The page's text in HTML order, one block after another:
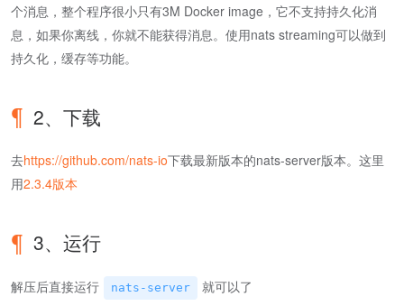
个消息，整个程序很小只有3M Docker image，它不支持持久化消
息，如果你离线，你就不能获得消息。使用nats streaming可以做到
持久化，缓存等功能。
2、下载
去https://github.com/nats-io下载最新版本的nats-server版本。这里
用2.3.4版本
3、运行
解压后直接运行 nats-server 就可以了